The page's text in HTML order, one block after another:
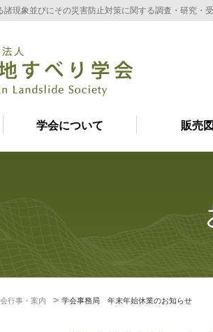
現象並びにその災害防止対策に関する調査・研究・
学会について 販売
行事・案内 学会事務局 年末年始休業のお知らせ